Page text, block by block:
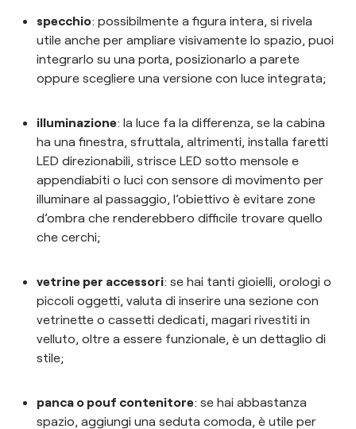
specchio: possibilmente a figura intera, si rivela
utile anche per ampliare visivamente lo spazio, puoi
integrarlo su una porta, posizionarlo a parete
oppure scegliere una versione con luce integrata;
illuminazione: la luce fa la differenza, se la cabina
ha una finestra, sfruttala, altrimenti, installa faretti
LED direzionabili, strisce LED sotto mensole e
appendiabiti o luci con sensore di movimento per
illuminare al passaggio, l’obiettivo è evitare zone
d’ombra che renderebbero difficile trovare quello
che cerchi;
vetrine per accessori: se hai tanti gioielli, orologi o
piccoli oggetti, valuta di inserire una sezione con
vetrinette o cassetti dedicati, magari rivestiti in
velluto, oltre a essere funzionale, è un dettaglio di
stile;
panca o pouf contenitore: se hai abbastanza
spazio, aggiungi una seduta comoda, è utile per